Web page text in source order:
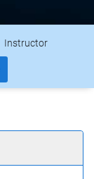
Instructor